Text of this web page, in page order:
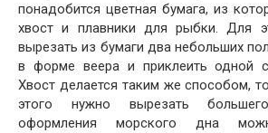
понадобится цветная бумага, из
хвост и плавники для рыбки. Для
вырезать из бумаги два небольших
в форме веера и приклеить одной
Хвост делается таким же способом,
этого нужно вырезать
оформления морского дна